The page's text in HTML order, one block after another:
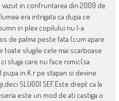
vazut in confruntarea din 2009 de
era intrigata ca dupa ce
in plex copilului nu l-a
de palma peste fata (cum apare
toate slugile cele mai scarboase
sluga care nu face nimic(sa
in K.r pe stapan si devine
SLUGOI SEF.Este drept ca la
este un mod de ati castiga o